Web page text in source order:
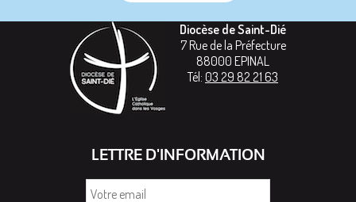
Diocèse de Saint-Dié
7 Rue de la Préfecture
88000 EPINAL
Tél: 03 29 82 21 63
LETTRE D'INFORMATION